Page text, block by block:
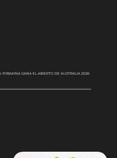
GANA EL ABIERTO DE AUSTRALIA 2026